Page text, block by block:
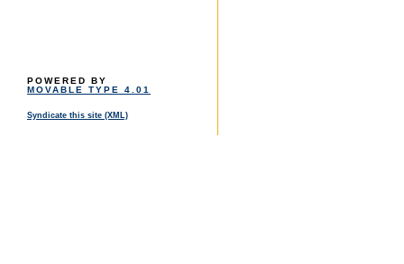
POWERED BY
MOVABLE TYPE 4.01
Syndicate this site (XML)